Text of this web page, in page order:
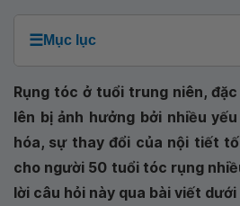
☰Mục lục
Rụng tóc ở tuổi trung niên,
lên bị ảnh hưởng bởi nhiều
hóa, sự thay đổi của nội tiết
cho người 50 tuổi tóc rụng
lời câu hỏi này qua bài viết dưới